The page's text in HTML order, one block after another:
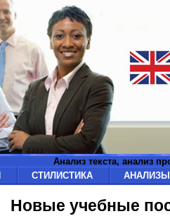
Анализ текста, анализ
СТИЛИСТИКА
Новые учебные